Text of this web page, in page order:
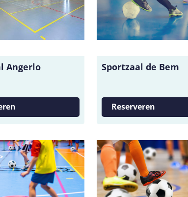
Angerlo Sportzaal de Bem
Reserveren